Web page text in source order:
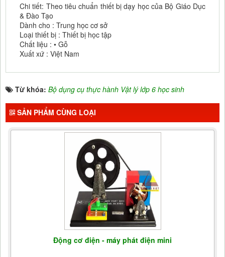
Chi tiết: Theo tiêu chuẩn thiết bị dạy học của Bộ Giáo Dục
& Đào Tạo
Dành cho : Trung học cơ sở
Loại thiết bị : Thiết bị học tập
Chất liệu : • Gỗ
Xuất xứ : Việt Nam
Từ khóa: Bộ dụng cụ thực hành Vật lý lớp 6 học sinh
SẢN PHẨM CÙNG LOẠI
Động cơ điện - máy phát điện mini